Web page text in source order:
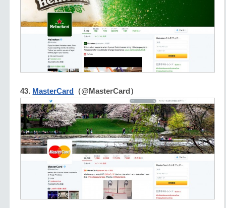
43. MasterCard （@MasterCard）